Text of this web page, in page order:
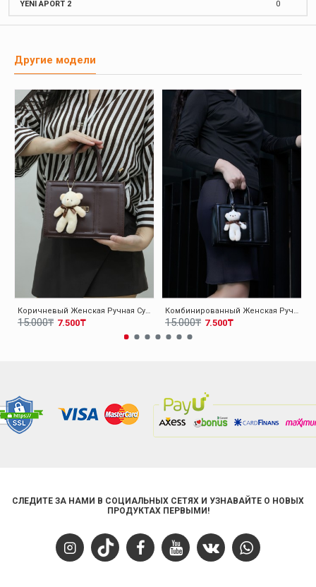
YENI APORT 2 0
Другие модели
Коричневый Женская Ручная Сумка 001CA07
7.500₸
15.000₸
Комбинированный Женская Ручная Сумка 001CA07
7.500₸
15.000₸
СЛЕДИТЕ ЗА НАМИ В СОЦИАЛЬНЫХ СЕТЯХ И УЗНАВАЙТЕ О НОВЫХ
ПРОДУКТАХ ПЕРВЫМИ!